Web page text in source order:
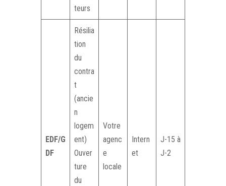
teurs
EDF/G
DF
Résilia
tion
du
contra
t
(ancie
n
logem
ent)
Ouver
ture
du
Votre
agenc
e
locale
Intern
et
J-15 à
J-2